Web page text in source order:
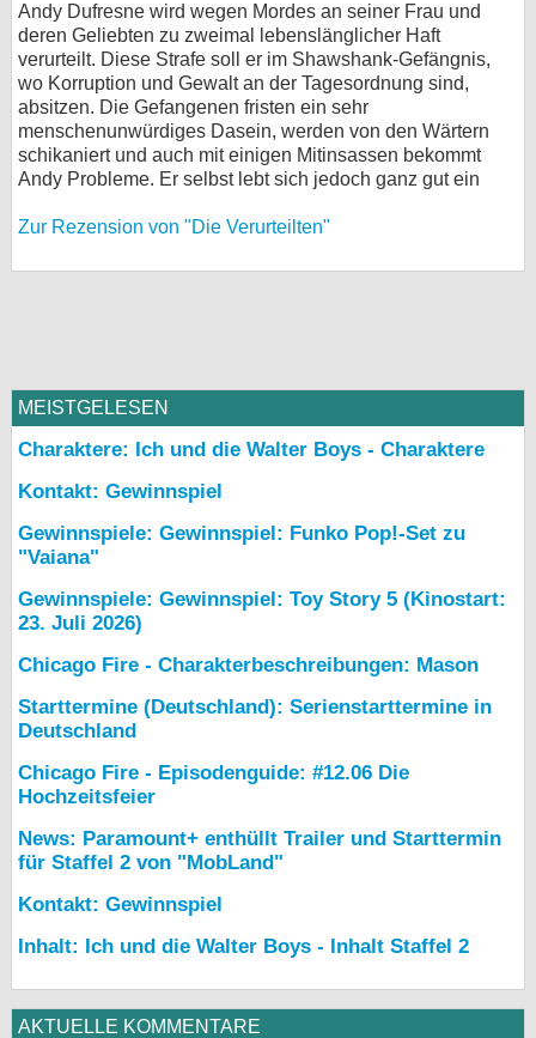
Andy Dufresne wird wegen Mordes an seiner Frau und
deren Geliebten zu zweimal lebenslänglicher Haft
verurteilt. Diese Strafe soll er im Shawshank-Gefängnis,
wo Korruption und Gewalt an der Tagesordnung sind,
absitzen. Die Gefangenen fristen ein sehr
menschenunwürdiges Dasein, werden von den Wärtern
schikaniert und auch mit einigen Mitinsassen bekommt
Andy Probleme. Er selbst lebt sich jedoch ganz gut ein
Zur Rezension von "Die Verurteilten"
MEISTGELESEN
Charaktere: Ich und die Walter Boys - Charaktere
Kontakt: Gewinnspiel
Gewinnspiele: Gewinnspiel: Funko Pop!-Set zu
"Vaiana"
Gewinnspiele: Gewinnspiel: Toy Story 5 (Kinostart:
23. Juli 2026)
Chicago Fire - Charakterbeschreibungen: Mason
Starttermine (Deutschland): Serienstarttermine in
Deutschland
Chicago Fire - Episodenguide: #12.06 Die
Hochzeitsfeier
News: Paramount+ enthüllt Trailer und Starttermin
für Staffel 2 von "MobLand"
Kontakt: Gewinnspiel
Inhalt: Ich und die Walter Boys - Inhalt Staffel 2
AKTUELLE KOMMENTARE